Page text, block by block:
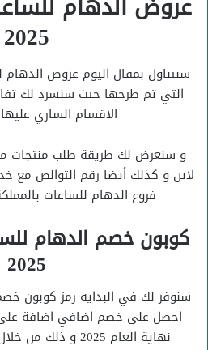
2025
التي تم طرحها حيث سنسرد لك
الاقسام الساري
و سنعرض لك طريقة طلب منتجات
لاين و كذلك أيضا رقم التوالص مع
فروع الدهام للساعات
كوبون خصم الدهام
2025
سنوفر لك في البداية رمز كوبون
احصل على خصم اضافي اضافة
نهاية العام 2025 و ذلك من خلال استخدام الكود الأتي: